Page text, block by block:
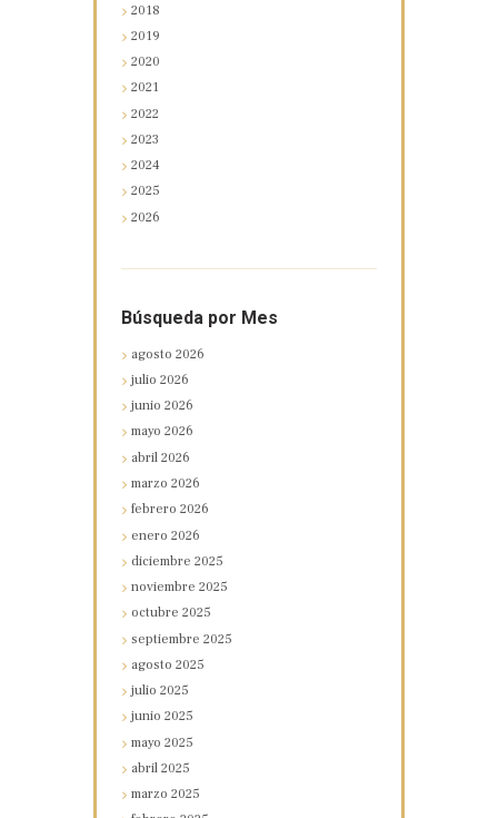
2018
2019
2020
2021
2022
2023
2024
2025
2026
Búsqueda por Mes
agosto2026
julio2026
junio2026
mayo2026
abril2026
marzo2026
febrero2026
enero2026
diciembre2025
noviembre2025
octubre2025
septiembre2025
agosto2025
julio2025
junio2025
mayo2025
abril2025
marzo2025